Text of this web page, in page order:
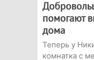
помогают
дома
Теперь у
комнатка с